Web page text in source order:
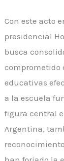
Con este acto
presidencial
busca
comprometido
educativas
a la escuela
figura central
Argentina,